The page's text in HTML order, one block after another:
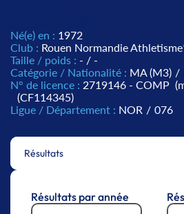
Né(e) en : 1972
Club : Rouen Normandie
Taille / poids : - / -
Catégorie / Nationalité : MA (M3) /
N° de licence : 2719146 - COMP
(CF114345)
Ligue / Département : NOR / 076
Résultats
Résultats par année